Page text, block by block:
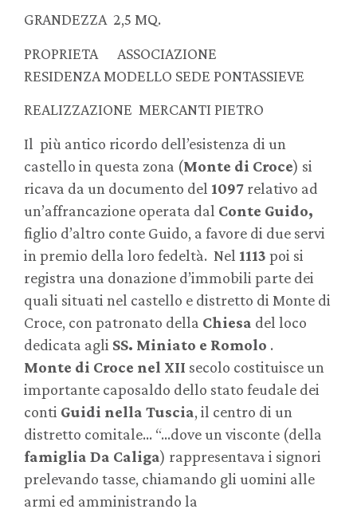
GRANDEZZA 2,5 MQ.
PROPRIETA ASSOCIAZIONE
RESIDENZA MODELLO SEDE PONTASSIEVE
REALIZZAZIONE MERCANTI PIETRO
Il più antico ricordo dell’esistenza di un
castello in questa zona (Monte di Croce) si
ricava da un documento del 1097 relativo ad
un’affrancazione operata dal Conte Guido,
figlio d’altro conte Guido, a favore di due servi
in premio della loro fedeltà. Nel 1113 poi si
registra una donazione d’immobili parte dei
quali situati nel castello e distretto di Monte di
Croce, con patronato della Chiesa del loco
dedicata agli SS. Miniato e Romolo .
Monte di Croce nel XII secolo costituisce un
importante caposaldo dello stato feudale dei
conti Guidi nella Tuscia, il centro di un
distretto comitale… “…dove un visconte (della
famiglia Da Caliga) rappresentava i signori
prelevando tasse, chiamando gli uomini alle
armi ed amministrando la